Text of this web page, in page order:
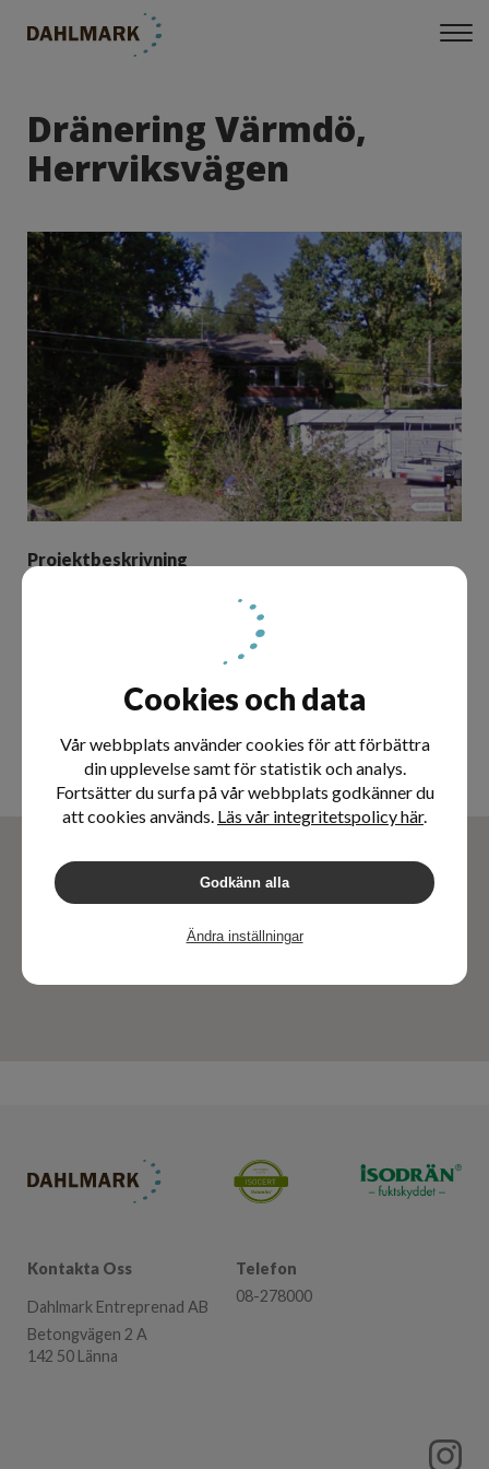
Dränering Värmdö,
Herrviksvägen
Malek Gesher
malek@dahlmark.se
070-7777209
Projektbeskrivning
Källarväggar isolerade med 100mm iSODRÄN®
Kontakta Oss
Dahlmark Entreprenad AB
Betongvägen 2 A
142 50 Länna
Telefon
08-278000
Cookies och data
Vår webbplats använder cookies för att förbättra
din upplevelse samt för statistik och analys.
Fortsätter du surfa på vår webbplats godkänner du
att cookies används. Läs vår integritetspolicy här.
Godkänn alla
Ändra inställningar